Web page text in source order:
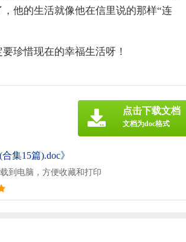
他的生活就像他在信里说的那样“连
珍惜现在的幸福生活呀！
集15篇).doc》
到电脑，方便收藏和打印
点击下载文档
文档为doc格式